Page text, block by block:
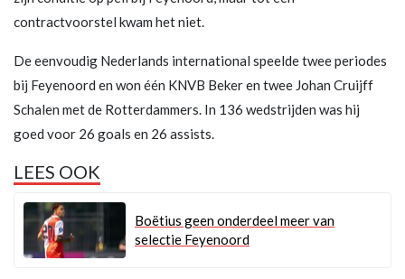
contractvoorstel kwam het niet.
De eenvoudig Nederlands international speelde twee periodes
bij Feyenoord en won één KNVB Beker en twee Johan Cruijff
Schalen met de Rotterdammers. In 136 wedstrijden was hij
goed voor 26 goals en 26 assists.
LEES OOK
Boëtius geen onderdeel meer van
selectie Feyenoord